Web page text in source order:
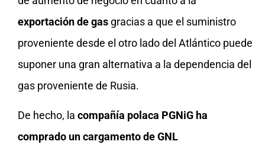
exportación de gas gracias a que el suministro
proveniente desde el otro lado del Atlántico puede
suponer una gran alternativa a la dependencia del
gas proveniente de Rusia.
De hecho, la compañía polaca PGNiG ha
comprado un cargamento de GNL